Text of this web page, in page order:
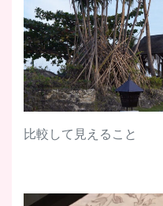
比較して見えること